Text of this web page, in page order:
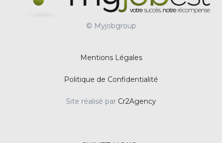
© Myjobgroup
Mentions Légales
Politique de Confidentialité
Site réalisé par Cr2Agency